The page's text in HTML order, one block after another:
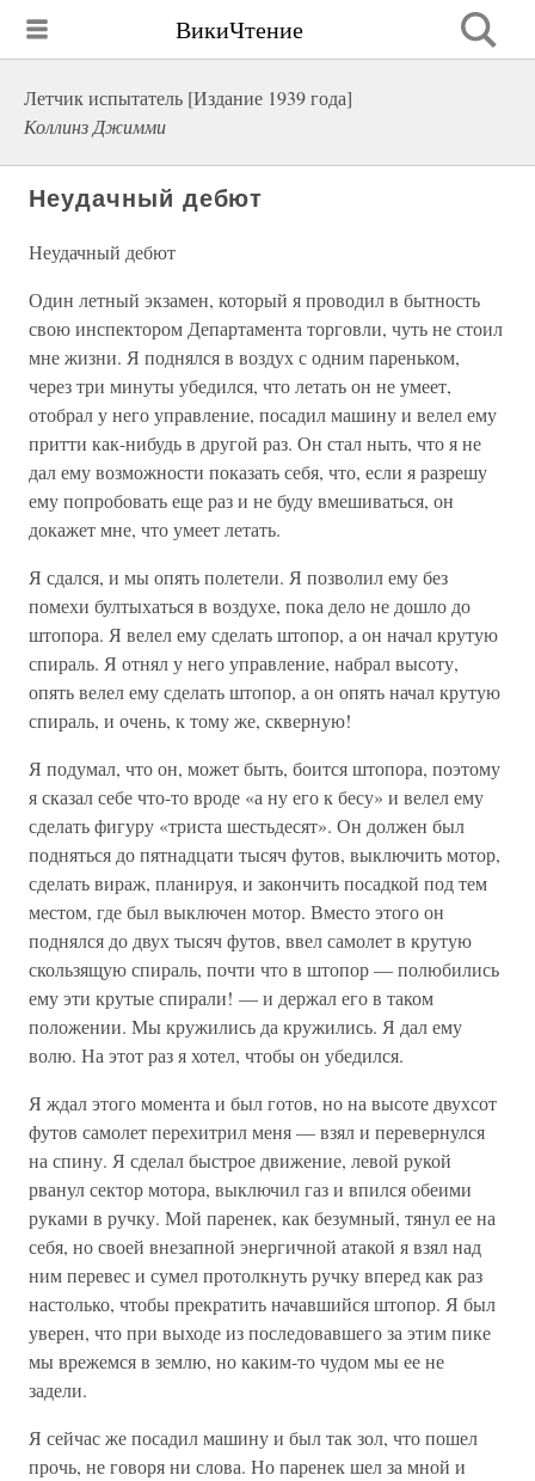
ВикиЧтение
Летчик испытатель [Издание 1939 года]
Коллинз Джимми
Неудачный дебют
Неудачный дебют
Один летный экзамен, который я проводил в бытность
свою инспектором Департамента торговли, чуть не стоил
мне жизни. Я поднялся в воздух с одним пареньком,
через три минуты убедился, что летать он не умеет,
отобрал у него управление, посадил машину и велел ему
притти как-нибудь в другой раз. Он стал ныть, что я не
дал ему возможности показать себя, что, если я разрешу
ему попробовать еще раз и не буду вмешиваться, он
докажет мне, что умеет летать.
Я сдался, и мы опять полетели. Я позволил ему без
помехи бултыхаться в воздухе, пока дело не дошло до
штопора. Я велел ему сделать штопор, а он начал крутую
спираль. Я отнял у него управление, набрал высоту,
опять велел ему сделать штопор, а он опять начал крутую
спираль, и очень, к тому же, скверную!
Я подумал, что он, может быть, боится штопора, поэтому
я сказал себе что-то вроде «а ну его к бесу» и велел ему
сделать фигуру «триста шестьдесят». Он должен был
подняться до пятнадцати тысяч футов, выключить мотор,
сделать вираж, планируя, и закончить посадкой под тем
местом, где был выключен мотор. Вместо этого он
поднялся до двух тысяч футов, ввел самолет в крутую
скользящую спираль, почти что в штопор — полюбились
ему эти крутые спирали! — и держал его в таком
положении. Мы кружились да кружились. Я дал ему
волю. На этот раз я хотел, чтобы он убедился.
Я ждал этого момента и был готов, но на высоте двухсот
футов самолет перехитрил меня — взял и перевернулся
на спину. Я сделал быстрое движение, левой рукой
рванул сектор мотора, выключил газ и впился обеими
руками в ручку. Мой паренек, как безумный, тянул ее на
себя, но своей внезапной энергичной атакой я взял над
ним перевес и сумел протолкнуть ручку вперед как раз
настолько, чтобы прекратить начавшийся штопор. Я был
уверен, что при выходе из последовавшего за этим пике
мы врежемся в землю, но каким-то чудом мы ее не
задели.
Я сейчас же посадил машину и был так зол, что пошел
прочь, не говоря ни слова. Но паренек шел за мной и